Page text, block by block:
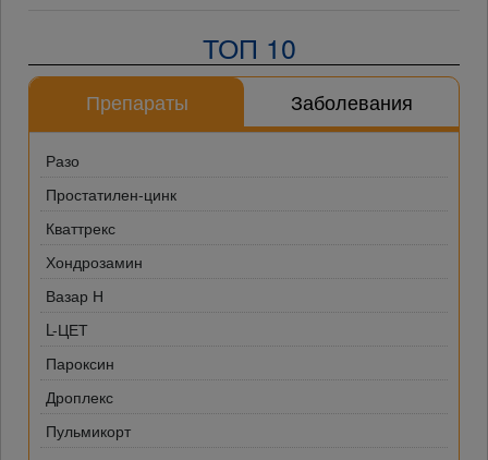
ТОП 10
Препараты Заболевания
Разо
Простатилен-цинк
Кваттрекс
Хондрозамин
Вазар Н
L-ЦЕТ
Пароксин
Дроплекс
Пульмикорт